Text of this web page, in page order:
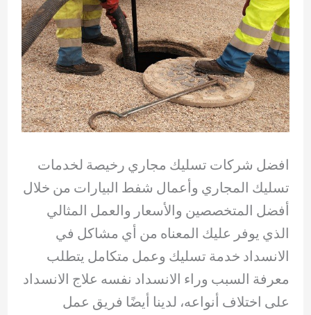
افضل شركات تسليك مجاري رخيصة لخدمات
تسليك المجاري وأعمال شفط البيارات من خلال
أفضل المتخصصين والأسعار والعمل المثالي
الذي يوفر عليك المعناه من أي مشاكل في
الانسداد خدمة تسليك وعمل متكامل يتطلب
معرفة السبب وراء الانسداد نفسه علاج الانسداد
على اختلاف أنواعه، لدينا أيضًا فريق عمل